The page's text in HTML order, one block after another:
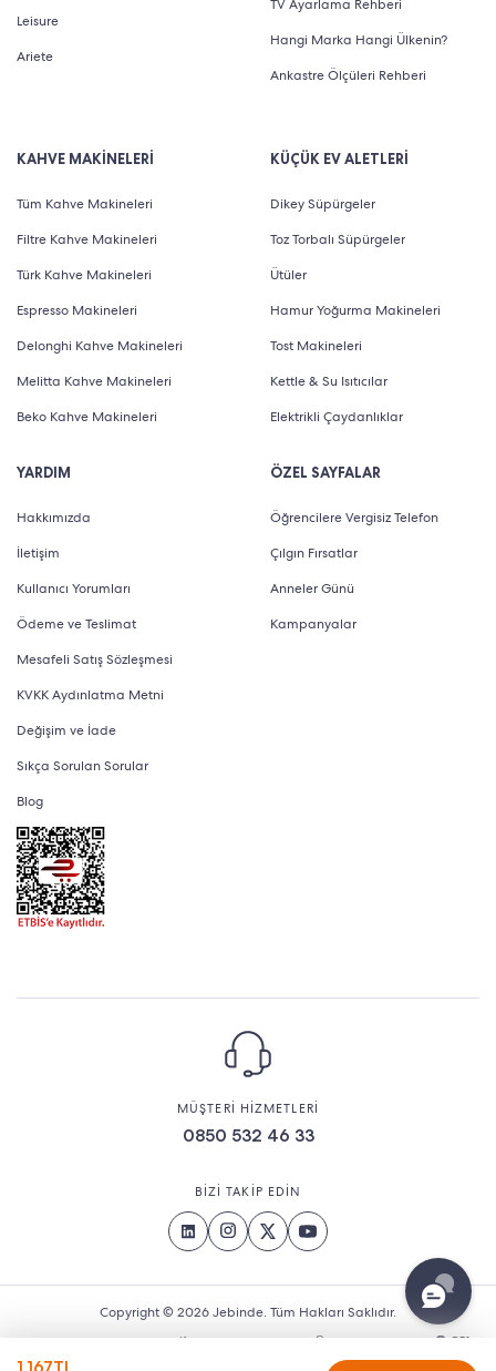
Leisure
Ariete
TV Ayarlama Rehberi
Hangi Marka Hangi Ülkenin?
Ankastre Ölçüleri Rehberi
KAHVE MAKİNELERİ
Tüm Kahve Makineleri
Filtre Kahve Makineleri
Türk Kahve Makineleri
Espresso Makineleri
Delonghi Kahve Makineleri
Melitta Kahve Makineleri
Beko Kahve Makineleri
YARDIM
Hakkımızda
İletişim
Kullanıcı Yorumları
Ödeme ve Teslimat
Mesafeli Satış Sözleşmesi
KVKK Aydınlatma Metni
Değişim ve İade
Sıkça Sorulan Sorular
Blog
KÜÇÜK EV ALETLERİ
Dikey Süpürgeler
Toz Torbalı Süpürgeler
Ütüler
Hamur Yoğurma Makineleri
Tost Makineleri
Kettle & Su Isıtıcılar
Elektrikli Çaydanlıklar
ÖZEL SAYFALAR
Öğrencilere Vergisiz Telefon
Çılgın Fırsatlar
Anneler Günü
Kampanyalar
MÜŞTERİ HİZMETLERİ
0850 532 46 33
BİZİ TAKİP EDİN
Copyright © 2026 Jebinde. Tüm Hakları Saklıdır.